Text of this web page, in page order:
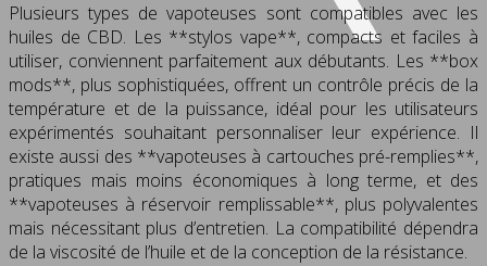
Plusieurs types de vapoteuses sont compatibles avec les
huiles de CBD. Les **stylos vape**, compacts et faciles à
utiliser, conviennent parfaitement aux débutants. Les **box
mods**, plus sophistiquées, offrent un contrôle précis de la
température et de la puissance, idéal pour les utilisateurs
expérimentés souhaitant personnaliser leur expérience. Il
existe aussi des **vapoteuses à cartouches pré-remplies**,
pratiques mais moins économiques à long terme, et des
**vapoteuses à réservoir remplissable**, plus polyvalentes
mais nécessitant plus d’entretien. La compatibilité dépendra
de la viscosité de l’huile et de la conception de la résistance.